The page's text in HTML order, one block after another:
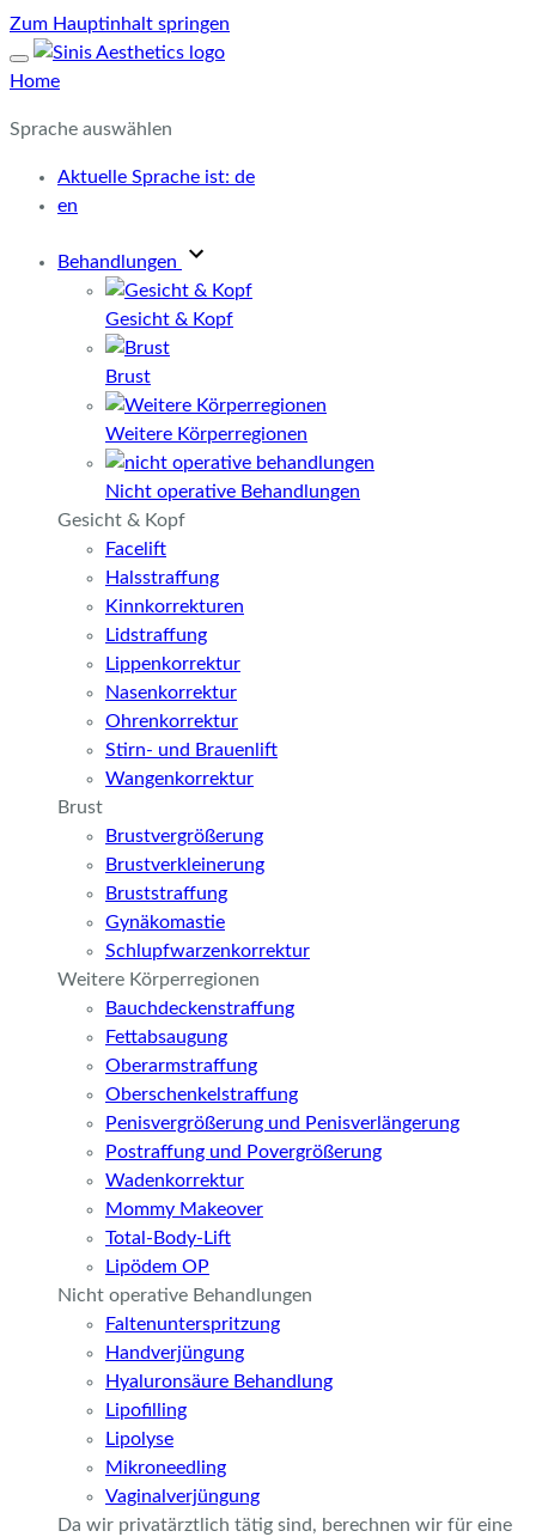
Zum Hauptinhalt springen
Home
Sprache auswählen
Aktuelle Sprache ist: de
en
Behandlungen
Gesicht & Kopf
Brust
Weitere Körperregionen
Nicht operative Behandlungen
Gesicht & Kopf
Facelift
Halsstraffung
Kinnkorrekturen
Lidstraffung
Lippenkorrektur
Nasenkorrektur
Ohrenkorrektur
Stirn- und Brauenlift
Wangenkorrektur
Brust
Brustvergrößerung
Brustverkleinerung
Bruststraffung
Gynäkomastie
Schlupfwarzenkorrektur
Weitere Körperregionen
Bauchdeckenstraffung
Fettabsaugung
Oberarmstraffung
Oberschenkelstraffung
Penisvergrößerung und Penisverlängerung
Postraffung und Povergrößerung
Wadenkorrektur
Mommy Makeover
Total-Body-Lift
Lipödem OP
Nicht operative Behandlungen
Faltenunterspritzung
Handverjüngung
Hyaluronsäure Behandlung
Lipofilling
Lipolyse
Mikroneedling
Vaginalverjüngung
Da wir privatärztlich tätig sind, berechnen wir für eine